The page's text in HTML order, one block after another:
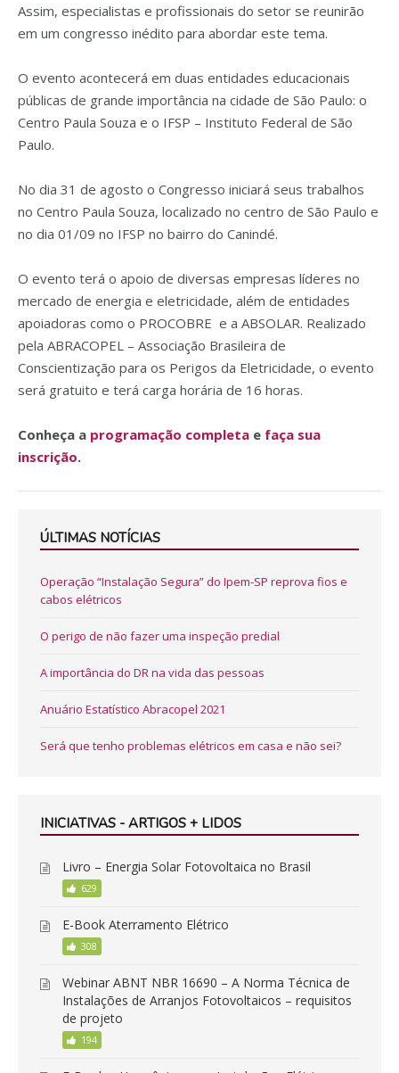
Assim, especialistas e profissionais do setor se reunirão
em um congresso inédito para abordar este tema.
O evento acontecerá em duas entidades educacionais
públicas de grande importância na cidade de São Paulo: o
Centro Paula Souza e o IFSP – Instituto Federal de São
Paulo.
No dia 31 de agosto o Congresso iniciará seus trabalhos
no Centro Paula Souza, localizado no centro de São Paulo e
no dia 01/09 no IFSP no bairro do Canindé.
O evento terá o apoio de diversas empresas líderes no
mercado de energia e eletricidade, além de entidades
apoiadoras como o PROCOBRE e a ABSOLAR. Realizado
pela ABRACOPEL – Associação Brasileira de
Conscientização para os Perigos da Eletricidade, o evento
será gratuito e terá carga horária de 16 horas.
Conheça a programação completa e faça sua
inscrição.
ÚLTIMAS NOTÍCIAS
Operação “Instalação Segura” do Ipem-SP reprova fios e
cabos elétricos
O perigo de não fazer uma inspeção predial
A importância do DR na vida das pessoas
Anuário Estatístico Abracopel 2021
Será que tenho problemas elétricos em casa e não sei?
INICIATIVAS - ARTIGOS + LIDOS
Livro – Energia Solar Fotovoltaica no Brasil
629
E-Book Aterramento Elétrico
308
Webinar ABNT NBR 16690 – A Norma Técnica de
Instalações de Arranjos Fotovoltaicos – requisitos
de projeto
194